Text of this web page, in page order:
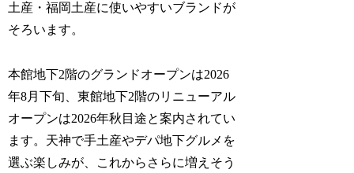
土産・福岡土産に使いやすいブランドが
そろいます。
本館地下2階のグランドオープンは2026
年8月下旬、東館地下2階のリニューアル
オープンは2026年秋目途と案内されてい
ます。天神で手土産やデパ地下グルメを
選ぶ楽しみが、これからさらに増えそう